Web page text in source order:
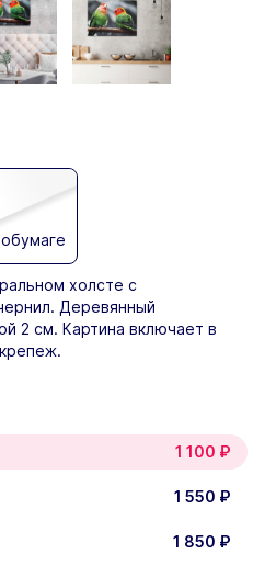
холсте с
Деревянный
2 см. Картина включает в
1 100 ₽
1 550 ₽
1 850 ₽